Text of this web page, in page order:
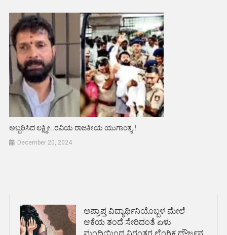
ಅಬ್ಬರಿಸಿದ ಲಕ್ಷ್ಮೀ..ರವಿಯ ರಾಜಕೀಯ ಯುಗಾಂತ್ಯ.!
December 20, 2024
ಅಪ್ರಾಪ್ತ ವಿದ್ಯಾರ್ಥಿನಿಯೊಬ್ಬಳ ಮೇಲೆ
ಆಕೆಯ ತಂದೆ ಸೇರಿದಂತೆ ಏಳು